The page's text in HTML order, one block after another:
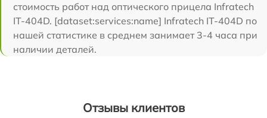
стоимость работ над оптического прицела Infratech
IT-404D. [dataset:services:name] Infratech IT-404D по
нашей статистике в среднем занимает 3-4 часа при
наличии деталей.
Отзывы клиентов